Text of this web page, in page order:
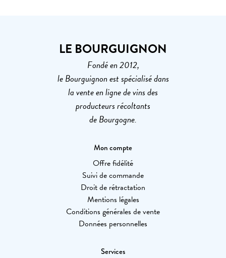
LE BOURGUIGNON
Fondé en 2012,
le Bourguignon est spécialisé dans
la vente en ligne de vins des
producteurs récoltants
de Bourgogne.
Mon compte
Offre fidélité
Suivi de commande
Droit de rétractation
Mentions légales
Conditions générales de vente
Données personnelles
Services